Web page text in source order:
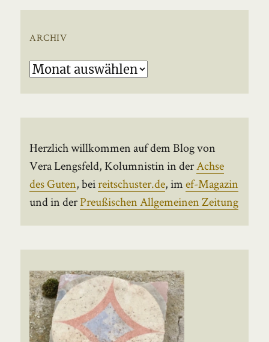
ARCHIV
Archiv
Herzlich willkommen auf dem Blog von
Vera Lengsfeld, Kolumnistin in derAchse
des Guten, beireitschuster.de, imef-Magazin
und in derPreußischen Allgemeinen Zeitung